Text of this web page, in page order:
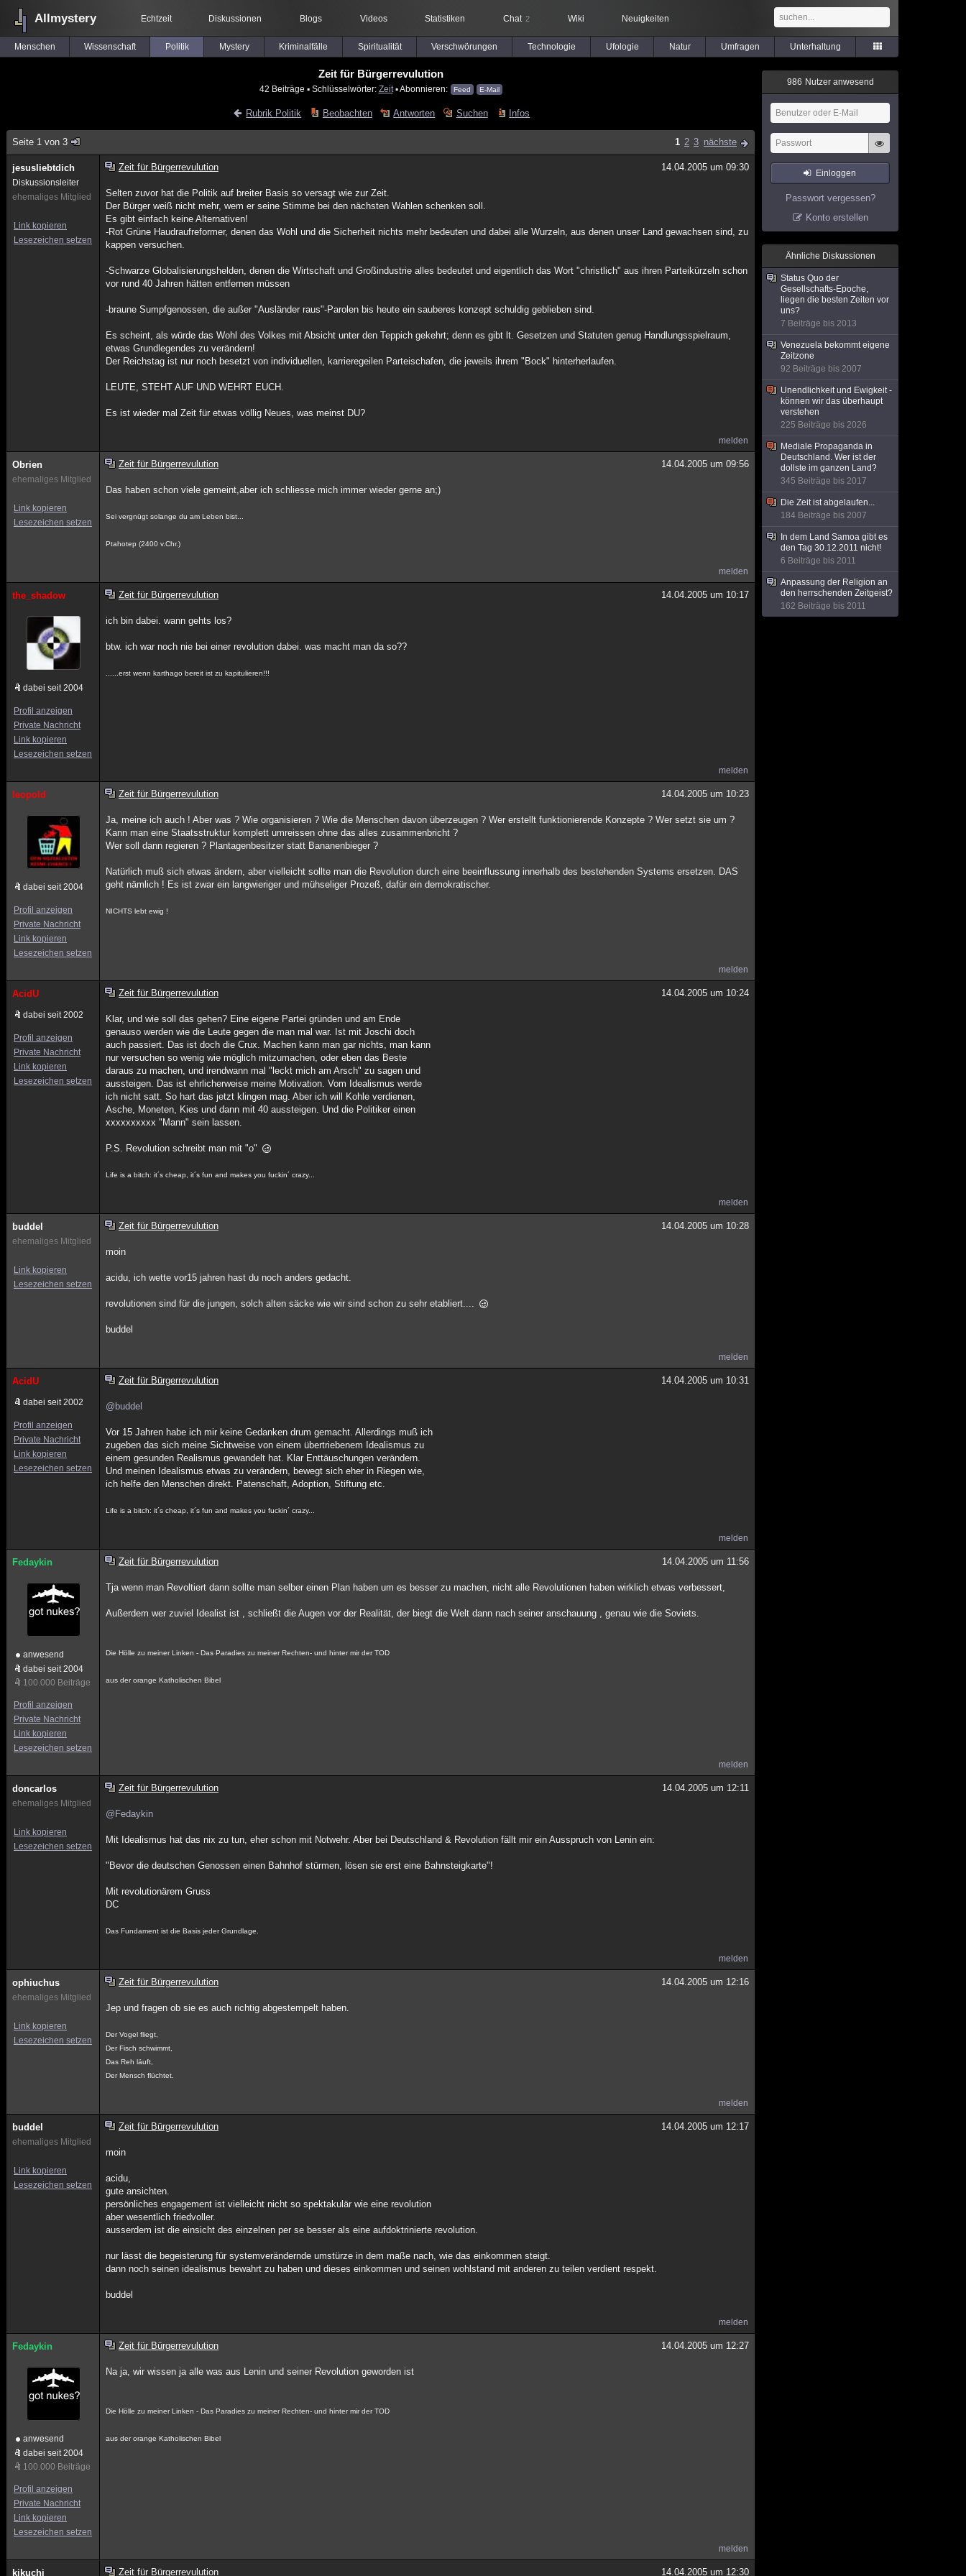
Allmystery Echtzeit Diskussionen Blogs Videos Statistiken Chat 2 Wiki Neuigkeiten
Menschen Wissenschaft Politik Mystery Kriminalfälle Spiritualität Verschwörungen Technologie Ufologie Natur Umfragen Unterhaltung
Zeit für Bürgerrevulution
42 Beiträge ▪ Schlüsselwörter: Zeit▪ Abonnieren: Feed E-Mail
Rubrik Politik Beobachten Antworten Suchen Infos
Seite 1 von 3 1 2 3 nächste
jesusliebtdich
Diskussionsleiter
ehemaliges Mitglied
Link kopieren
Lesezeichen setzen
Zeit für Bürgerrevulution 14.04.2005 um 09:30
Selten zuvor hat die Politik auf breiter Basis so versagt wie zur Zeit.
Der Bürger weiß nicht mehr, wem er seine Stimme bei den nächsten Wahlen schenken soll.
Es gibt einfach keine Alternativen!
-Rot Grüne Haudraufreformer, denen das Wohl und die Sicherheit nichts mehr bedeuten und dabei alle Wurzeln, aus denen unser Land gewachsen sind, zu
kappen versuchen.
-Schwarze Globalisierungshelden, denen die Wirtschaft und Großindustrie alles bedeutet und eigentlich das Wort "christlich" aus ihren Parteikürzeln schon
vor rund 40 Jahren hätten entfernen müssen
-braune Sumpfgenossen, die außer "Ausländer raus"-Parolen bis heute ein sauberes konzept schuldig geblieben sind.
Es scheint, als würde das Wohl des Volkes mit Absicht unter den Teppich gekehrt; denn es gibt lt. Gesetzen und Statuten genug Handlungsspielraum,
etwas Grundlegendes zu verändern!
Der Reichstag ist nur noch besetzt von individuellen, karrieregeilen Parteischafen, die jeweils ihrem "Bock" hinterherlaufen.
LEUTE, STEHT AUF UND WEHRT EUCH.
Es ist wieder mal Zeit für etwas völlig Neues, was meinst DU?
melden
Obrien
ehemaliges Mitglied
Link kopieren
Lesezeichen setzen
Zeit für Bürgerrevulution 14.04.2005 um 09:56
Das haben schon viele gemeint,aber ich schliesse mich immer wieder gerne an;)
Sei vergnügt solange du am Leben bist...
Ptahotep (2400 v.Chr.)
melden
the_shadow
dabei seit 2004
Profil anzeigen
Private Nachricht
Link kopieren
Lesezeichen setzen
Zeit für Bürgerrevulution 14.04.2005 um 10:17
ich bin dabei. wann gehts los?
btw. ich war noch nie bei einer revolution dabei. was macht man da so??
......erst wenn karthago bereit ist zu kapitulieren!!!
melden
leopold
dabei seit 2004
Profil anzeigen
Private Nachricht
Link kopieren
Lesezeichen setzen
Zeit für Bürgerrevulution 14.04.2005 um 10:23
Ja, meine ich auch ! Aber was ? Wie organisieren ? Wie die Menschen davon überzeugen ? Wer erstellt funktionierende Konzepte ? Wer setzt sie um ?
Kann man eine Staatsstruktur komplett umreissen ohne das alles zusammenbricht ?
Wer soll dann regieren ? Plantagenbesitzer statt Bananenbieger ?
Natürlich muß sich etwas ändern, aber vielleicht sollte man die Revolution durch eine beeinflussung innerhalb des bestehenden Systems ersetzen. DAS
geht nämlich ! Es ist zwar ein langwieriger und mühseliger Prozeß, dafür ein demokratischer.
NICHTS lebt ewig !
melden
AcidU
dabei seit 2002
Profil anzeigen
Private Nachricht
Link kopieren
Lesezeichen setzen
Zeit für Bürgerrevulution 14.04.2005 um 10:24
Klar, und wie soll das gehen? Eine eigene Partei gründen und am Ende
genauso werden wie die Leute gegen die man mal war. Ist mit Joschi doch
auch passiert. Das ist doch die Crux. Machen kann man gar nichts, man kann
nur versuchen so wenig wie möglich mitzumachen, oder eben das Beste
daraus zu machen, und irendwann mal "leckt mich am Arsch" zu sagen und
aussteigen. Das ist ehrlicherweise meine Motivation. Vom Idealismus werde
ich nicht satt. So hart das jetzt klingen mag. Aber ich will Kohle verdienen,
Asche, Moneten, Kies und dann mit 40 aussteigen. Und die Politiker einen
xxxxxxxxxx "Mann" sein lassen.
P.S. Revolution schreibt man mit "o"
Life is a bitch: it´s cheap, it´s fun and makes you fuckin´ crazy...
melden
buddel
ehemaliges Mitglied
Link kopieren
Lesezeichen setzen
Zeit für Bürgerrevulution 14.04.2005 um 10:28
moin
acidu, ich wette vor15 jahren hast du noch anders gedacht.
revolutionen sind für die jungen, solch alten säcke wie wir sind schon zu sehr etabliert....
buddel
melden
AcidU
dabei seit 2002
Profil anzeigen
Private Nachricht
Link kopieren
Lesezeichen setzen
Zeit für Bürgerrevulution 14.04.2005 um 10:31
@buddel
Vor 15 Jahren habe ich mir keine Gedanken drum gemacht. Allerdings muß ich
zugeben das sich meine Sichtweise von einem übertriebenem Idealismus zu
einem gesunden Realismus gewandelt hat. Klar Enttäuschungen verändern.
Und meinen Idealismus etwas zu verändern, bewegt sich eher in Riegen wie,
ich helfe den Menschen direkt. Patenschaft, Adoption, Stiftung etc.
Life is a bitch: it´s cheap, it´s fun and makes you fuckin´ crazy...
melden
Fedaykin
anwesend
dabei seit 2004
100.000 Beiträge
Profil anzeigen
Private Nachricht
Link kopieren
Lesezeichen setzen
Zeit für Bürgerrevulution 14.04.2005 um 11:56
Tja wenn man Revoltiert dann sollte man selber einen Plan haben um es besser zu machen, nicht alle Revolutionen haben wirklich etwas verbessert,
Außerdem wer zuviel Idealist ist , schließt die Augen vor der Realität, der biegt die Welt dann nach seiner anschauung , genau wie die Soviets.
Die Hölle zu meiner Linken - Das Paradies zu meiner Rechten- und hinter mir der TOD
aus der orange Katholischen Bibel
melden
doncarlos
ehemaliges Mitglied
Link kopieren
Lesezeichen setzen
Zeit für Bürgerrevulution 14.04.2005 um 12:11
@Fedaykin
Mit Idealismus hat das nix zu tun, eher schon mit Notwehr. Aber bei Deutschland & Revolution fällt mir ein Ausspruch von Lenin ein:
"Bevor die deutschen Genossen einen Bahnhof stürmen, lösen sie erst eine Bahnsteigkarte"!
Mit revolutionärem Gruss
DC
Das Fundament ist die Basis jeder Grundlage.
melden
ophiuchus
ehemaliges Mitglied
Link kopieren
Lesezeichen setzen
Zeit für Bürgerrevulution 14.04.2005 um 12:16
Jep und fragen ob sie es auch richtig abgestempelt haben.
Der Vogel fliegt,
Der Fisch schwimmt,
Das Reh läuft,
Der Mensch flüchtet.
melden
buddel
ehemaliges Mitglied
Link kopieren
Lesezeichen setzen
Zeit für Bürgerrevulution 14.04.2005 um 12:17
moin
acidu,
gute ansichten.
persönliches engagement ist vielleicht nicht so spektakulär wie eine revolution
aber wesentlich friedvoller.
ausserdem ist die einsicht des einzelnen per se besser als eine aufdoktrinierte revolution.
nur lässt die begeisterung für systemverändernde umstürze in dem maße nach, wie das einkommen steigt.
dann noch seinen idealismus bewahrt zu haben und dieses einkommen und seinen wohlstand mit anderen zu teilen verdient respekt.
buddel
melden
Fedaykin
anwesend
dabei seit 2004
100.000 Beiträge
Profil anzeigen
Private Nachricht
Link kopieren
Lesezeichen setzen
Zeit für Bürgerrevulution 14.04.2005 um 12:27
Na ja, wir wissen ja alle was aus Lenin und seiner Revolution geworden ist
Die Hölle zu meiner Linken - Das Paradies zu meiner Rechten- und hinter mir der TOD
aus der orange Katholischen Bibel
melden
kikuchi Zeit für Bürgerrevulution 14.04.2005 um 12:30
986 Nutzer anwesend
Einloggen
Passwort vergessen?
Konto erstellen
Ähnliche Diskussionen
Status Quo der
Gesellschafts-Epoche,
liegen die besten Zeiten vor
uns?
7 Beiträge bis 2013
Venezuela bekommt eigene
Zeitzone
92 Beiträge bis 2007
Unendlichkeit und Ewigkeit -
können wir das überhaupt
verstehen
225 Beiträge bis 2026
Mediale Propaganda in
Deutschland. Wer ist der
dollste im ganzen Land?
345 Beiträge bis 2017
Die Zeit ist abgelaufen...
184 Beiträge bis 2007
In dem Land Samoa gibt es
den Tag 30.12.2011 nicht!
6 Beiträge bis 2011
Anpassung der Religion an
den herrschenden Zeitgeist?
162 Beiträge bis 2011